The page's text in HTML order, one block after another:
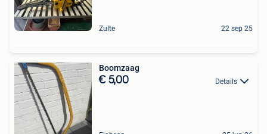
Zulte 22 sep 25
Boomzaag
€ 5,00 Details